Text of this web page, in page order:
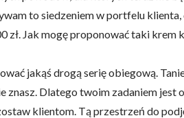
to siedzeniem w portfelu
zł. Jak mogę proponować taki krem
jakąś drogą serię obiegową.
Dlatego twoim zadaniem jest
klientom. Tą przestrzeń do
nie będzie działać w zamierzony
osoby.
wygląd lub funkcjonowanie strony,